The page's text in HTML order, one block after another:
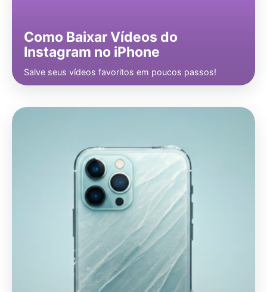
Como Baixar Vídeos do
Instagram no iPhone
Salve seus vídeos favoritos em poucos passos!